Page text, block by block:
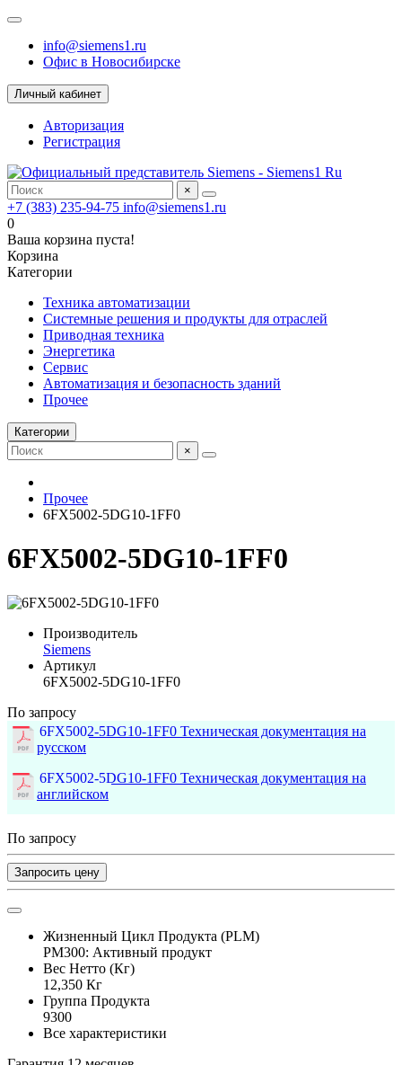
info@siemens1.ru
Офис в Новосибирске
Личный кабинет
Авторизация
Регистрация
×
+7 (383) 235-94-75 info@siemens1.ru
0
Ваша корзина пуста!
Корзина
Категории
Техника автоматизации
Системные решения и продукты для отраслей
Приводная техника
Энергетика
Сервис
Автоматизация и безопасность зданий
Прочее
Категории
×
Прочее
6FX5002-5DG10-1FF0
6FX5002-5DG10-1FF0
Производитель
Siemens
Артикул
6FX5002-5DG10-1FF0
По запросу
6FX5002-5DG10-1FF0 Техническая документация на
русском
6FX5002-5DG10-1FF0 Техническая документация на
английском
По запросу
Запросить цену
Жизненный Цикл Продукта (PLM)
PM300: Активный продукт
Вес Нетто (Кг)
12,350 Кг
Группа Продукта
9300
Все характеристики